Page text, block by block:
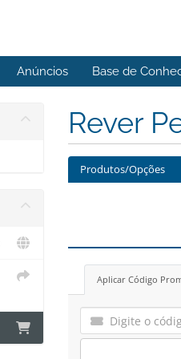
Anúncios Base de
Rever
Produtos/Opções
Aplicar Código